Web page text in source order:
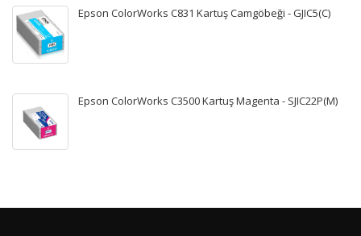
Epson ColorWorks C831 Kartuş Camgöbeği - GJIC5(C)
Epson ColorWorks C3500 Kartuş Magenta - SJIC22P(M)